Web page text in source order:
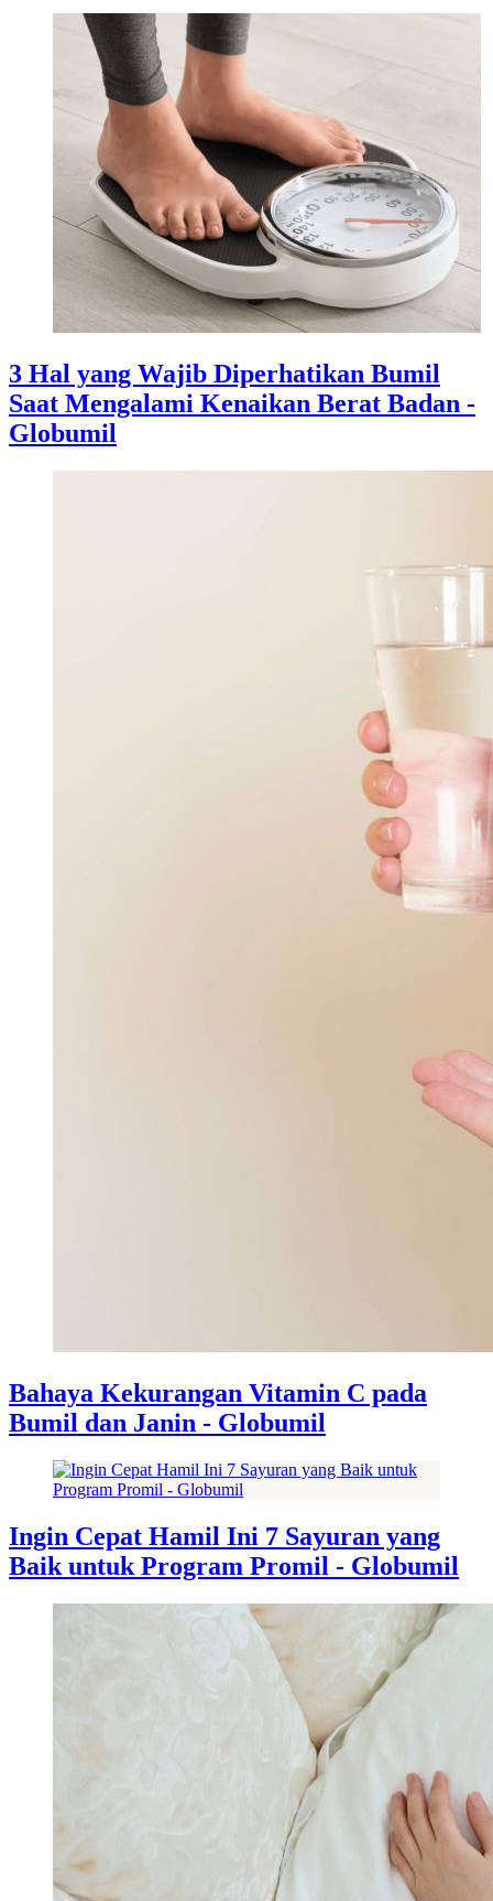
3 Hal yang Wajib Diperhatikan Bumil
Saat Mengalami Kenaikan Berat Badan -
Globumil
Bahaya Kekurangan Vitamin C pada
Bumil dan Janin - Globumil
Ingin Cepat Hamil Ini 7 Sayuran yang
Baik untuk Program Promil - Globumil